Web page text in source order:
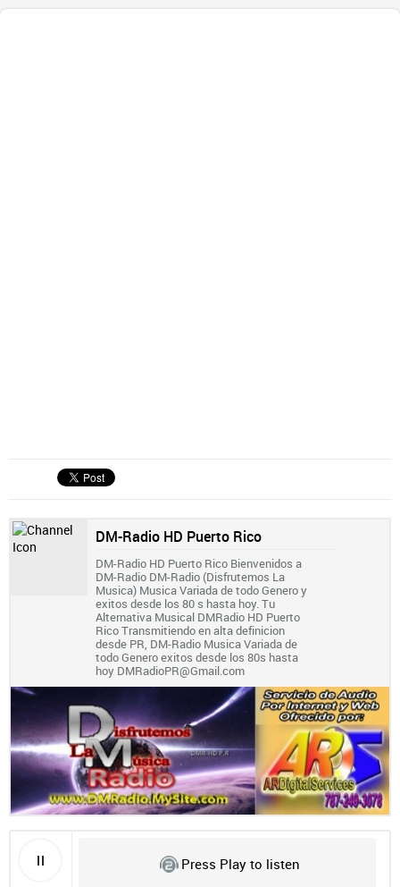
DM-Radio HD Puerto Rico
DM-Radio HD Puerto Rico Bienvenidos a
DM-Radio DM-Radio (Disfrutemos La
Musica) Musica Variada de todo Genero y
exitos desde los 80 s hasta hoy. Tu
Alternativa Musical DMRadio HD Puerto
Rico Transmitiendo en alta definicion
desde PR, DM-Radio Musica Variada de
todo Genero exitos desde los 80s hasta
hoy DMRadioPR@Gmail.com
Press Play to listen